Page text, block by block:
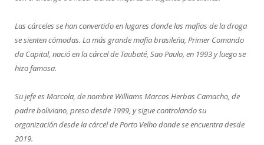
Las cárceles se han convertido en lugares donde las mafias de la droga
se sienten cómodas. La más grande mafia brasileña, Primer Comando
da Capital, nació en la cárcel de Taubaté, Sao Paulo, en 1993 y luego se
hizo famosa.
Su jefe es Marcola, de nombre Williams Marcos Herbas Camacho, de
padre boliviano, preso desde 1999, y sigue controlando su
organización desde la cárcel de Porto Velho donde se encuentra desde
2019.